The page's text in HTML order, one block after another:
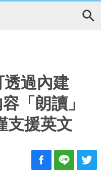
過內建
「朗讀」
支援英文